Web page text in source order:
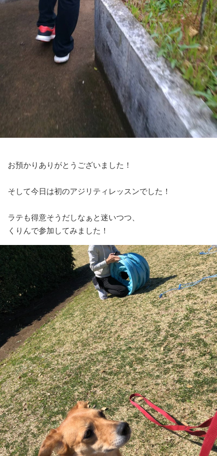
お預かりありがとうございました！
そして今日は初のアジリティレッスンでした！
ラテも得意そうだしなぁと迷いつつ、
くりんで参加してみました！